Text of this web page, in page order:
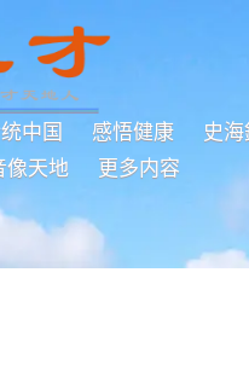
中国 感悟健康
史
像天地 更多内容